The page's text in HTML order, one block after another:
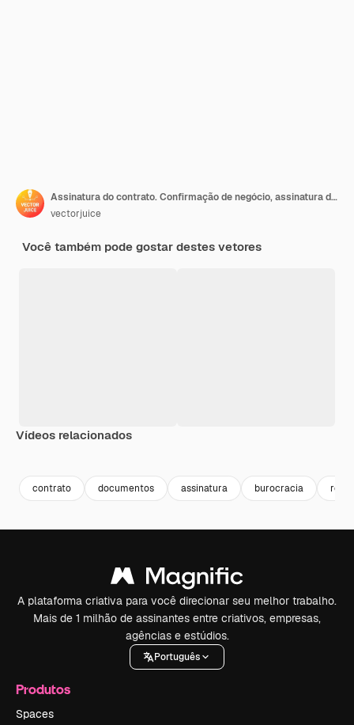
Assinatura do contrato. Confirmação de negócio, assinatura de documento oficial, declaração de negócios. Trabalhador de escritório fazendo a ideia de papelada, burocracia e formalidades.
vectorjuice
Você também pode gostar destes vetores
Vídeos relacionados
contrato documentos assinatura burocracia
A plataforma criativa para você direcionar seu melhor trabalho.
Mais de 1 milhão de assinantes entre criativos, empresas,
agências e estúdios.
Português
Produtos
Spaces